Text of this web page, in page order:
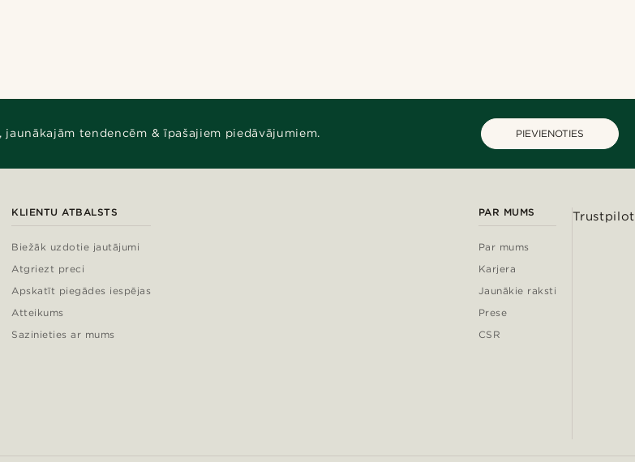
tendencēm & īpašajiem piedāvājumiem. PIEVIENOTIES
KLIENTU ATBALSTS
Biežāk uzdotie jautājumi
Atgriezt preci
Apskatīt piegādes iespējas
Atteikums
Sazinieties ar mums
PAR MUMS
Par mums
Karjera
Jaunākie raksti
Prese
CSR
Trustpilot